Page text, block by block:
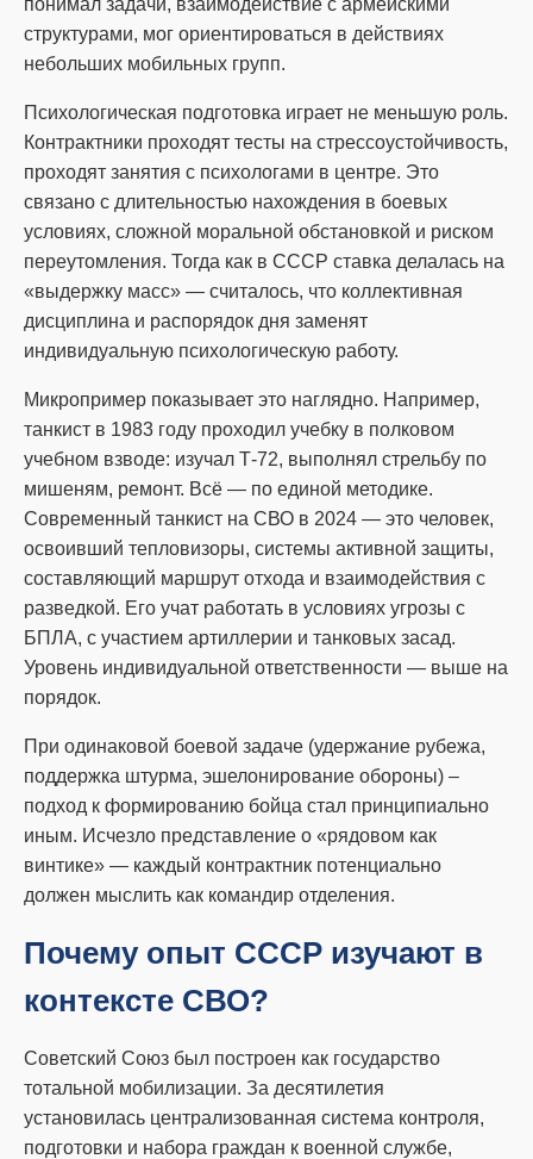
понимал задачи, взаимодействие с армейскими
структурами, мог ориентироваться в действиях
небольших мобильных групп.
Психологическая подготовка играет не меньшую роль.
Контрактники проходят тесты на стрессоустойчивость,
проходят занятия с психологами в центре. Это
связано с длительностью нахождения в боевых
условиях, сложной моральной обстановкой и риском
переутомления. Тогда как в СССР ставка делалась на
«выдержку масс» — считалось, что коллективная
дисциплина и распорядок дня заменят
индивидуальную психологическую работу.
Микропример показывает это наглядно. Например,
танкист в 1983 году проходил учебку в полковом
учебном взводе: изучал Т-72, выполнял стрельбу по
мишеням, ремонт. Всё — по единой методике.
Современный танкист на СВО в 2024 — это человек,
освоивший тепловизоры, системы активной защиты,
составляющий маршрут отхода и взаимодействия с
разведкой. Его учат работать в условиях угрозы с
БПЛА, с участием артиллерии и танковых засад.
Уровень индивидуальной ответственности — выше на
порядок.
При одинаковой боевой задаче (удержание рубежа,
поддержка штурма, эшелонирование обороны) –
подход к формированию бойца стал принципиально
иным. Исчезло представление о «рядовом как
винтике» — каждый контрактник потенциально
должен мыслить как командир отделения.
Почему опыт СССР изучают в
контексте СВО?
Советский Союз был построен как государство
тотальной мобилизации. За десятилетия
установилась централизованная система контроля,
подготовки и набора граждан к военной службе,